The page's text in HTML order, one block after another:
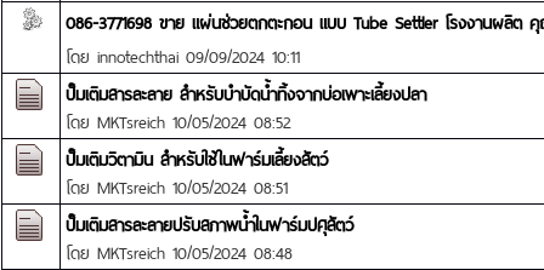
086-3771698 ขาย แผ่นช่วยตกตะกอน แบบ Tube Settler โรงงานผลิต
โดย innotechthai 09/09/2024 10:11
ปั๊มเติมสารละลาย สำหรับบำบัดน้ำทิ้งจากบ่อเพาะเลี้ยงปลา
โดย MKTsreich 10/05/2024 08:52
ปั๊มเติมวิตามิน สำหรับใช้ในฟาร์มเลี้ยงสัตว์
โดย MKTsreich 10/05/2024 08:51
ปั๊มเติมสารละลายปรับสภาพน้ำในฟาร์มปศุสัตว์
โดย MKTsreich 10/05/2024 08:48